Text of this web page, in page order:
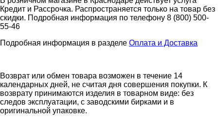
Кредит и Рассрочка. Распространяется только на товар без
скидки. Подробная информация по телефону 8 (800) 500-
55-46
Подробная информация в разделе Оплата и Доставка
Возврат или обмен товара возможен в течение 14
календарных дней, не считая дня совершения покупки. К
возврату принимаются изделия в товарном виде: без
следов эксплуатации, с заводскими бирками и в
оригинальной упаковке.